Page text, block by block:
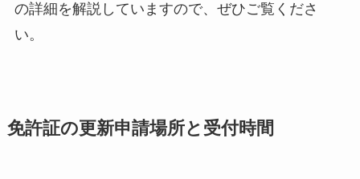
の詳細を解説していますので、ぜひご覧くださ
い。
免許証の更新申請場所と受付時間